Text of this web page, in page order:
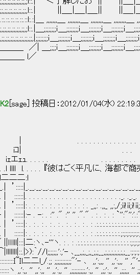
||＿_|＿_|＿_|| ||＿_|
＿ ,,,,,,,＿ ,,,,,,,,＿ ,,,,,,,,＿ ,,,,,,,,＿
＿;;;;;;;;ｉ＿;;;;;;;;ｉ＿;;;;;;;;ｉ＿;;;;;;;;ｉ＿
ｉ＿;;;;;;;;ｉ＿;;;;;;;;ｉ＿;;;;;;;;ｉ＿
／| ＿;;;;ｉ＿;;;;;;;;ｉ＿;;;;;;;;ｉ＿;;;;;;;;ｉ＿;;;;;;;;
＿ l／
[sage] 投稿日：2012/01/04(水)
. . . .
. . . . . . . iｪエｪｭ. . . . . . . .
. .l llll l. . . . . 『彼はごく平凡に、海都で
:l
| ::::::|. . . . . . . . . . . . . . . . . . . . . . . ._.
| ’:::::|: . : . : . : . : . : . : . : . _,,: .,,_ ,,:,/
| ::::::|:- . -: . :'' ." :'' '' ."." . : . : . :
. : . : . : . : . : . : . : . :
. : . : . : . : . : . : . : . :
lll|:::|二:ヽ､-'''ヽ. : . :
｀//l;;;;;;,':,'- ､
二二l_/.;; ;;;;;;;;;;;"'- ､ ,,':,,, '' ,,':,,, '' ,"'- ､
ヽ ,,':,, '' ,,':,, '' ,,':,, '' ,;;;;;;;;;,':,, '' ,;;':,, '' ,;;;,, ''